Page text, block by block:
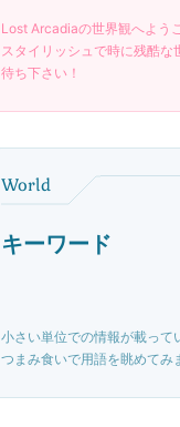
Lost Arcadiaの世界観へよう
スタイリッシュで時に残酷
待ち下さい！
World
キーワード
小さい単位での情報が載って
つまみ食いで用語を眺めてみ